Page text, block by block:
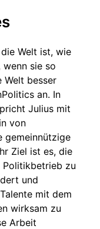
Welt ist, wie
wenn sie so
Welt besser
an. In
Julius mit
von
gemeinnützige
Ziel ist es, die
Politikbetrieb zu
und
mit dem
wirksam zu
Arbeit